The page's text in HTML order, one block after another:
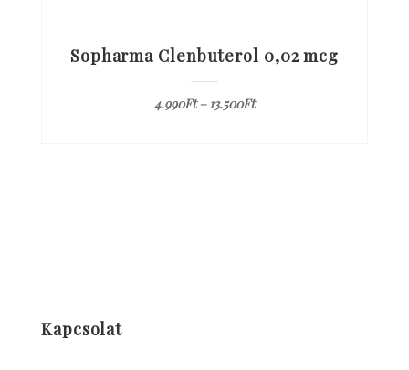
Sopharma Clenbuterol 0,02 mcg
4.990Ft–13.500Ft
Kapcsolat